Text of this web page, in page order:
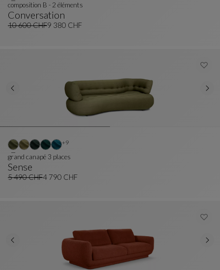
Conversation
Composition B - 2 Éléments
Voir La Description Complète
composition B - 2 éléments
10 600 CHF9 380 CHF
Sense
Grand Canapé 3 Places
Voir La Description Complète
grand canapé 3 places
5 490 CHF4 790 CHF
+9Autres coloris : 9 couleurs disponibles